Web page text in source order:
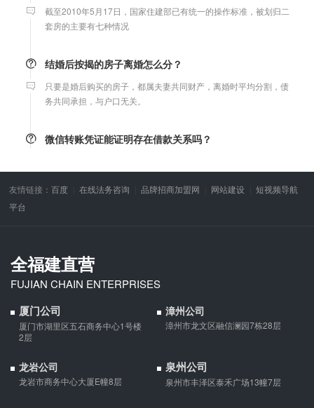
套房的主要有七种情况
结婚后按揭的房子离婚怎么分？
务共同承担，与户口无关。
微信转账凭证能证明存在借款关系吗？
不能证明双方存在借款关系。
婚内财产公证在哪边公证处申请
夫妻财产约定协议公证由当事人一方的住所地或协议签订地公证处
受理。
支票有效期是10天，法定节假日可以顺延。
友情链接：百度 在线法务咨询 品牌招商加盟网 网站建设
短视频导航
平台
全福建直营
FUJIAN CHAIN ENTERPRISES
厦门公司
厦门市湖里区五石商务中心1号楼
2层
漳州公司
漳州市龙文区融信澜园7栋28层
龙岩公司
龙岩市商务中心大厦E幢8层
泉州公司
泉州市丰泽区泰禾广场13幢7层